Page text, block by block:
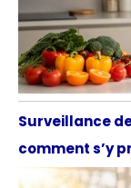
Surveillance
comment s’y